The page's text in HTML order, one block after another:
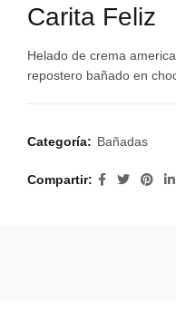
Carita Feliz
Helado de crema
repostero bañado en
Categoría: Bañadas
Compartir